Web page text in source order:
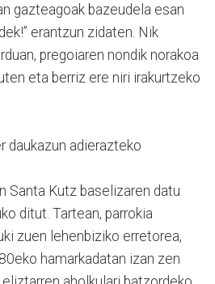
gazteagoak bazeudela esan
erantzun zidaten. Nik
pregoiaren nondik norakoa
eta berriz ere niri irakurtzeko
daukazun adierazteko
Santa Kutz baselizaren datu
ditut. Tartean, parrokia
zuen lehenbiziko erretorea,
hamarkadatan izan zen